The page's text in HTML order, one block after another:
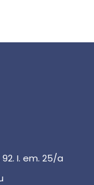
I. em. 25/a